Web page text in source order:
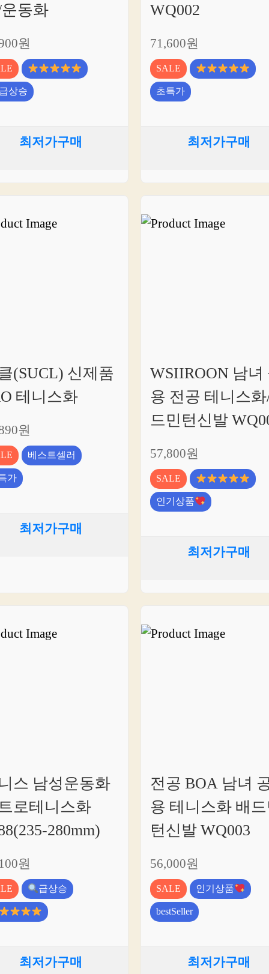
동화
원
상승
최저가구매
WQ002
71,600원
SALE
초특가
최저가구매
(SUCL) 신제품
테니스화
원
베스트셀러
가
최저가구매
WSIIROON 남녀
용 전공 테니스
드민턴신발
57,800원
SALE
인기상품
최저가구매
스 남성운동화
로테니스화
280mm)
원
급상승
최저가구매
전공 BOA 남녀
용 테니스화 배
턴신발 WQ003
56,000원
SALE
인기상품
bestSeller
최저가구매